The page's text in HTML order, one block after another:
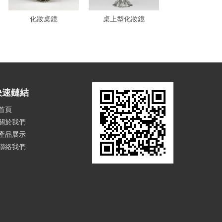
化妝桌鏡 桌上型化妝鏡
速鏈結
頁
於我們
品展示
絡我們